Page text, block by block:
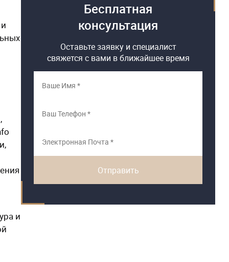
и
Бесплатная
консультация
Оставьте заявку и специалист
свяжется с вами в ближайшее время